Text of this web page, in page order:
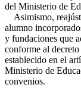
del Ministerio de
Asimismo,
alumno
y fundaciones que
conforme al
establecido en el
Ministerio de
convenios.